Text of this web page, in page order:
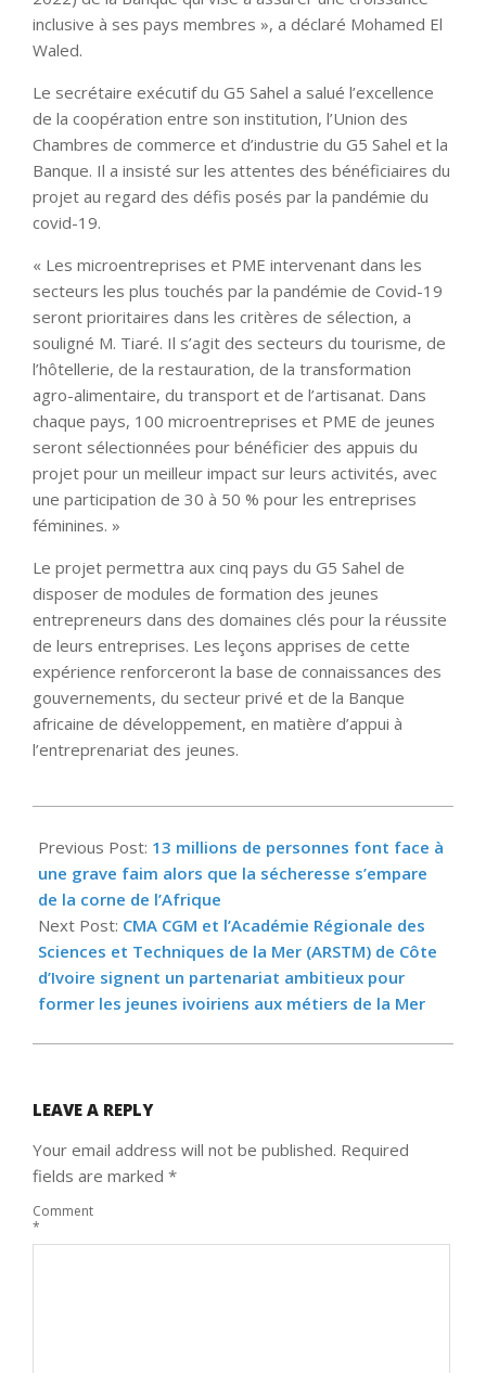
inclusive à ses pays membres », a déclaré Mohamed El
Waled.
Le secrétaire exécutif du G5 Sahel a salué l’excellence
de la coopération entre son institution, l’Union des
Chambres de commerce et d’industrie du G5 Sahel et la
Banque. Il a insisté sur les attentes des bénéficiaires du
projet au regard des défis posés par la pandémie du
covid-19.
« Les microentreprises et PME intervenant dans les
secteurs les plus touchés par la pandémie de Covid-19
seront prioritaires dans les critères de sélection, a
souligné M. Tiaré. Il s’agit des secteurs du tourisme, de
l’hôtellerie, de la restauration, de la transformation
agro-alimentaire, du transport et de l’artisanat. Dans
chaque pays, 100 microentreprises et PME de jeunes
seront sélectionnées pour bénéficier des appuis du
projet pour un meilleur impact sur leurs activités, avec
une participation de 30 à 50 % pour les entreprises
féminines. »
Le projet permettra aux cinq pays du G5 Sahel de
disposer de modules de formation des jeunes
entrepreneurs dans des domaines clés pour la réussite
de leurs entreprises. Les leçons apprises de cette
expérience renforceront la base de connaissances des
gouvernements, du secteur privé et de la Banque
africaine de développement, en matière d’appui à
l’entreprenariat des jeunes.
02-
08
Previous Post: 13 millions de personnes font face à
une grave faim alors que la sécheresse s’empare
de la corne de l’Afrique
Next Post: CMA CGM et l’Académie Régionale des
Sciences et Techniques de la Mer (ARSTM) de Côte
d’Ivoire signent un partenariat ambitieux pour
former les jeunes ivoiriens aux métiers de la Mer
LEAVE A REPLY
Your email address will not be published. Required
fields are marked *
Comment
*